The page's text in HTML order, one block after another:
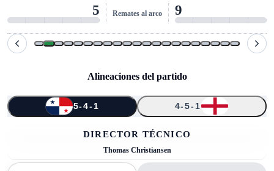
Alineaciones del partido
5-4-1 4-5-1
↑ ↑
DIRECTOR TÉCNICO
Thomas Christiansen
5 Remates al arco 9